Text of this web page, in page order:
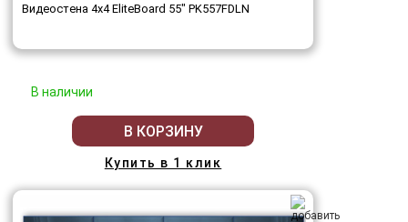
Видеостена 4x4 EliteBoard 55" PK557FDLN
В наличии
В КОРЗИНУ
Купить в 1 клик